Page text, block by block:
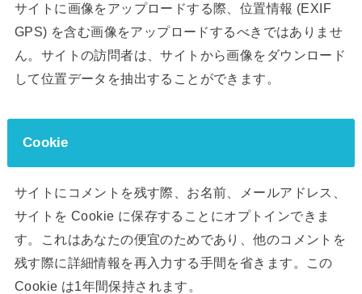
サイトに画像をアップロードする際、位置情報 (EXIF
GPS) を含む画像をアップロードするべきではありませ
ん。サイトの訪問者は、サイトから画像をダウンロード
して位置データを抽出することができます。
Cookie
サイトにコメントを残す際、お名前、メールアドレス、
サイトを Cookie に保存することにオプトインできま
す。これはあなたの便宜のためであり、他のコメントを
残す際に詳細情報を再入力する手間を省きます。この
Cookie は1年間保持されます。